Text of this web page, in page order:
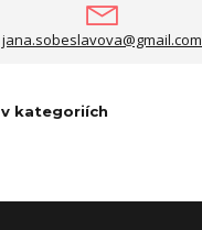
jana.sobeslavova@gmail.com
kategoriích